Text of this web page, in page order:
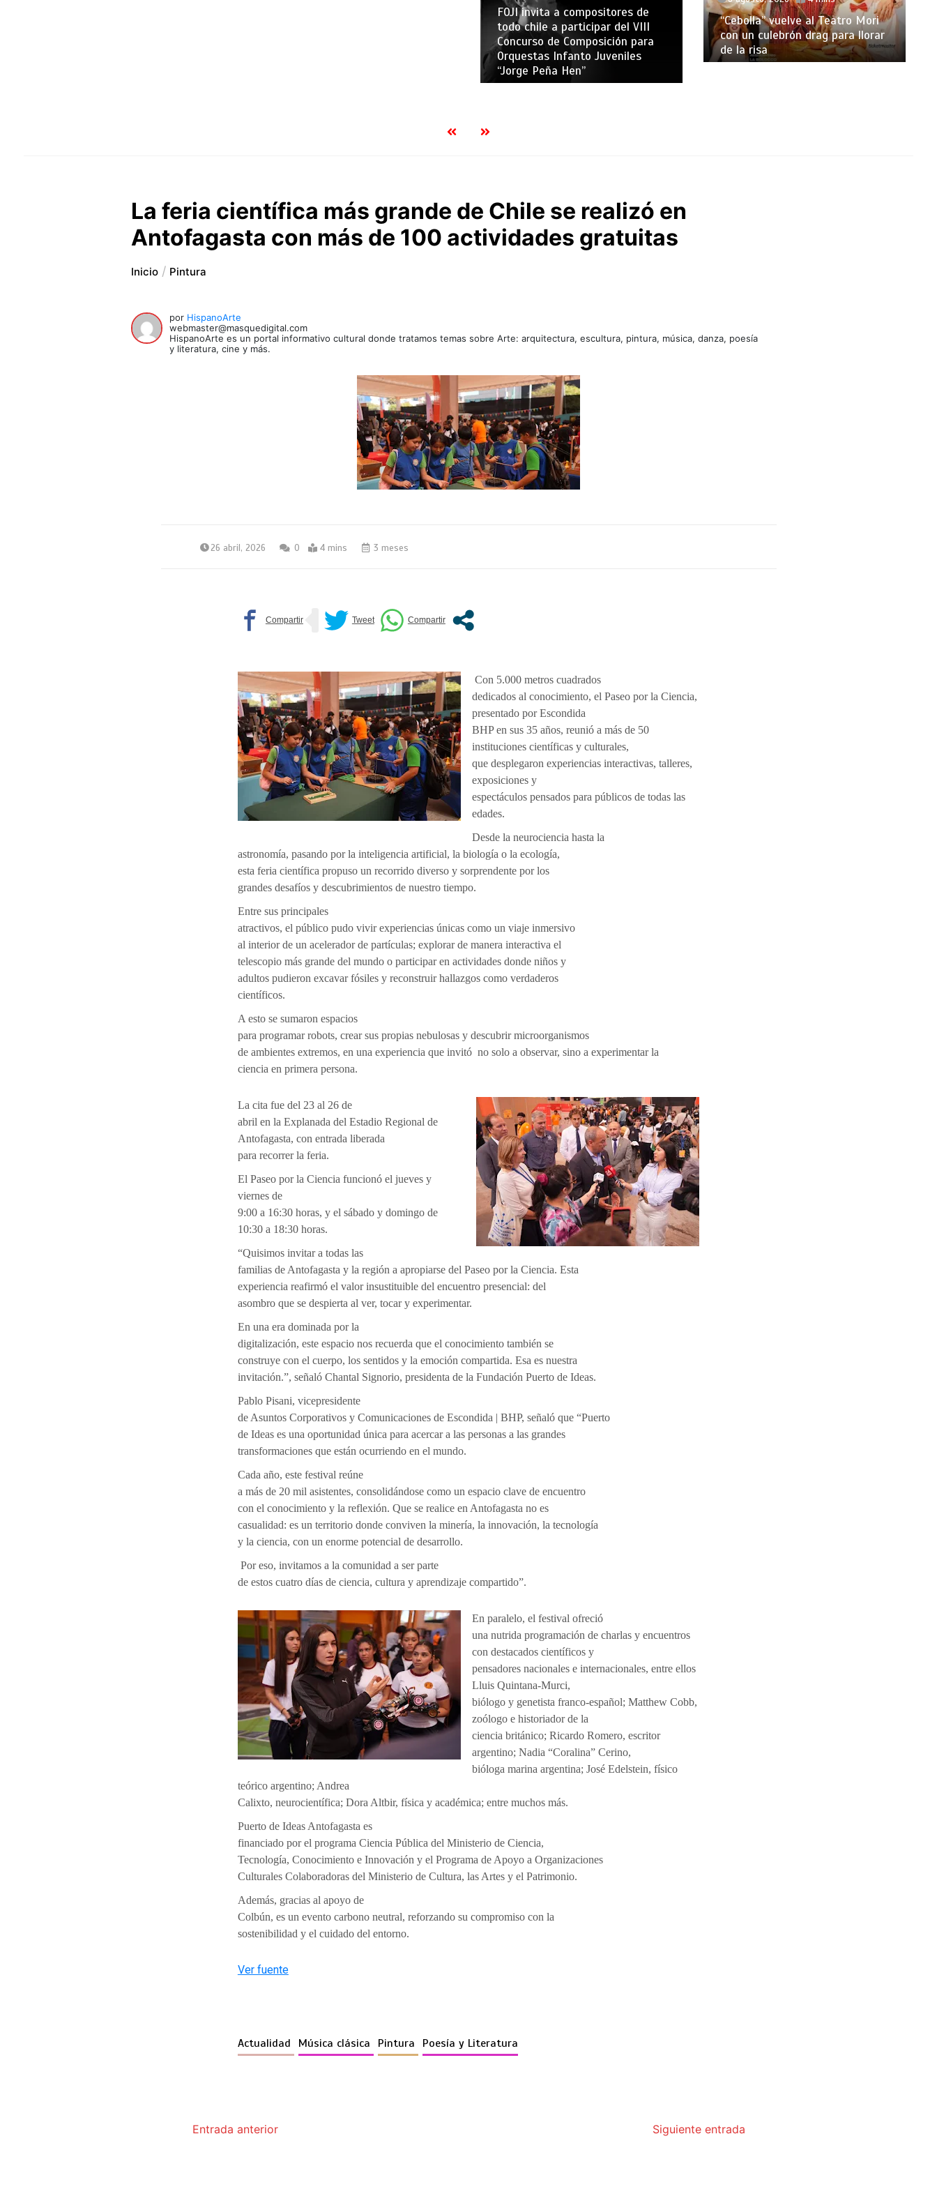
FOJI invita a compositores de
todo chile a participar del VIII
Concurso de Composición para
Orquestas Infanto Juveniles
“Jorge Peña Hen”
“Cebolla” vuelve al Teatro Mori
con un culebrón drag para llorar
de la risa
La feria científica más grande de Chile se realizó en
Antofagasta con más de 100 actividades gratuitas
Inicio Pintura
por HispanoArte
webmaster@masquedigital.com
HispanoArte es un portal informativo cultural donde tratamos temas sobre Arte: arquitectura, escultura, pintura, música, danza, poesía
y literatura, cine y más.
26 abril, 2026 0 4 mins 3 meses
Con 5.000 metros cuadrados
dedicados al conocimiento, el Paseo por la Ciencia,
presentado por Escondida
BHP en sus 35 años, reunió a más de 50
instituciones científicas y culturales,
que desplegaron experiencias interactivas, talleres,
exposiciones y
espectáculos pensados para públicos de todas las
edades.
Desde la neurociencia hasta la
astronomía, pasando por la inteligencia artificial, la biología o la ecología,
esta feria científica propuso un recorrido diverso y sorprendente por los
grandes desafíos y descubrimientos de nuestro tiempo.
Entre sus principales
atractivos, el público pudo vivir experiencias únicas como un viaje inmersivo
al interior de un acelerador de partículas; explorar de manera interactiva el
telescopio más grande del mundo o participar en actividades donde niños y
adultos pudieron excavar fósiles y reconstruir hallazgos como verdaderos
científicos.
A esto se sumaron espacios
para programar robots, crear sus propias nebulosas y descubrir microorganismos
de ambientes extremos, en una experiencia que invitó no solo a observar, sino a experimentar la
ciencia en primera persona.
La cita fue del 23 al 26 de
abril en la Explanada del Estadio Regional de
Antofagasta, con entrada liberada
para recorrer la feria.
El Paseo por la Ciencia funcionó el jueves y
viernes de
9:00 a 16:30 horas, y el sábado y domingo de
10:30 a 18:30 horas.
“Quisimos invitar a todas las
familias de Antofagasta y la región a apropiarse del Paseo por la Ciencia. Esta
experiencia reafirmó el valor insustituible del encuentro presencial: del
asombro que se despierta al ver, tocar y experimentar.
En una era dominada por la
digitalización, este espacio nos recuerda que el conocimiento también se
construye con el cuerpo, los sentidos y la emoción compartida. Esa es nuestra
invitación.”, señaló Chantal Signorio, presidenta de la Fundación Puerto de Ideas.
Pablo Pisani, vicepresidente
de Asuntos Corporativos y Comunicaciones de Escondida | BHP, señaló que “Puerto
de Ideas es una oportunidad única para acercar a las personas a las grandes
transformaciones que están ocurriendo en el mundo.
Cada año, este festival reúne
a más de 20 mil asistentes, consolidándose como un espacio clave de encuentro
con el conocimiento y la reflexión. Que se realice en Antofagasta no es
casualidad: es un territorio donde conviven la minería, la innovación, la tecnología
y la ciencia, con un enorme potencial de desarrollo.
Por eso, invitamos a la comunidad a ser parte
de estos cuatro días de ciencia, cultura y aprendizaje compartido”.
En paralelo, el festival ofreció
una nutrida programación de charlas y encuentros
con destacados científicos y
pensadores nacionales e internacionales, entre ellos
Lluis Quintana-Murci,
biólogo y genetista franco-español; Matthew Cobb,
zoólogo e historiador de la
ciencia británico; Ricardo Romero, escritor
argentino; Nadia “Coralina” Cerino,
bióloga marina argentina; José Edelstein, físico
teórico argentino; Andrea
Calixto, neurocientífica; Dora Altbir, física y académica; entre muchos más.
Puerto de Ideas Antofagasta es
financiado por el programa Ciencia Pública del Ministerio de Ciencia,
Tecnología, Conocimiento e Innovación y el Programa de Apoyo a Organizaciones
Culturales Colaboradoras del Ministerio de Cultura, las Artes y el Patrimonio.
Además, gracias al apoyo de
Colbún, es un evento carbono neutral, reforzando su compromiso con la
sostenibilidad y el cuidado del entorno.
Ver fuente
Actualidad Música clásica Pintura Poesía y Literatura
Entrada anterior Siguiente entrada